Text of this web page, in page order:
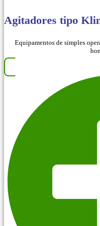
Agitadores tipo
Equipamentos de simples